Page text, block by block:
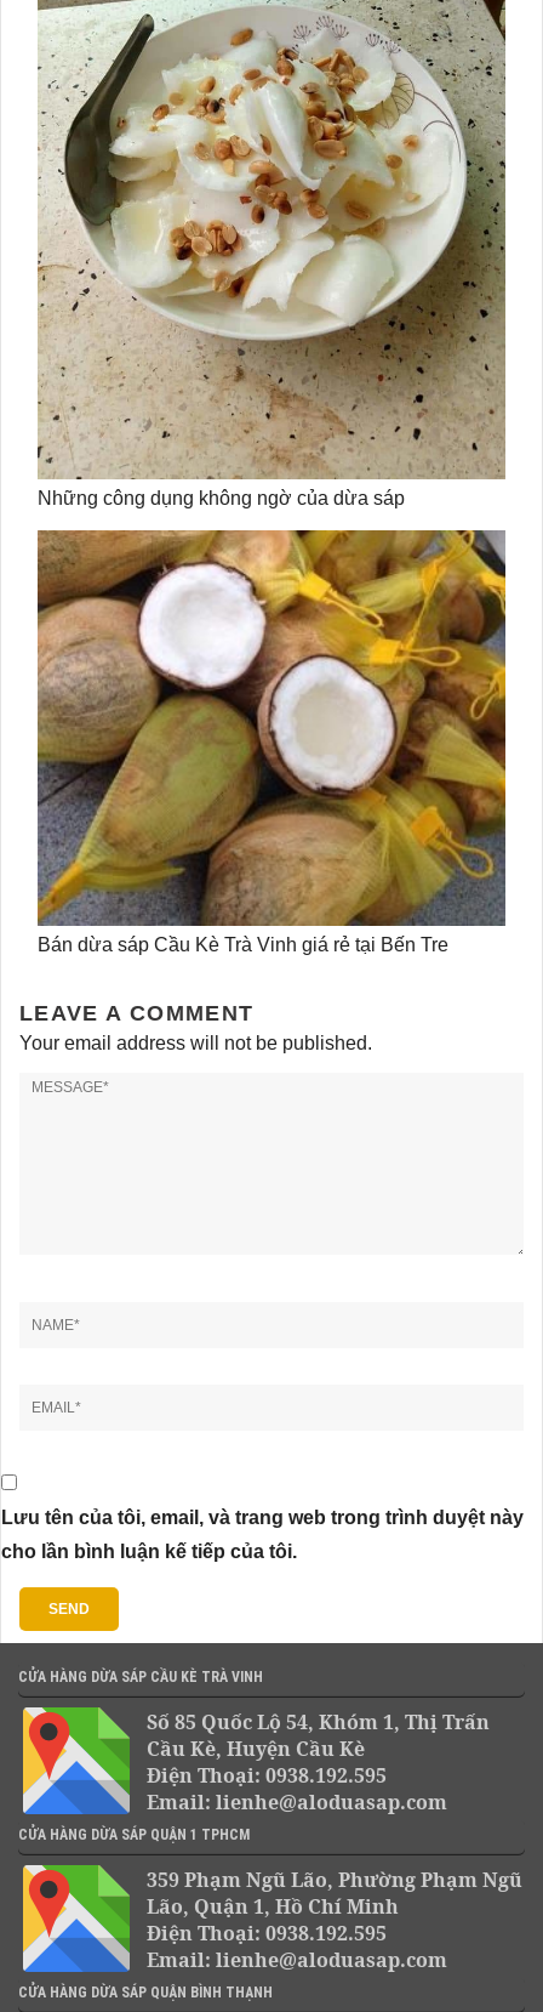
Những công dụng không ngờ của dừa sáp
Bán dừa sáp Cầu Kè Trà Vinh giá rẻ tại Bến Tre
LEAVE A COMMENT
Your email address will not be published.
Lưu tên của tôi, email, và trang web trong trình duyệt này
cho lần bình luận kế tiếp của tôi.
CỬA HÀNG DỪA SÁP CẦU KÈ TRÀ VINH
Số 85 Quốc Lộ 54, Khóm 1, Thị Trấn
Cầu Kè, Huyện Cầu Kè
Điện Thoại: 0938.192.595
Email: lienhe@aloduasap.com
CỬA HÀNG DỪA SÁP QUẬN 1 TPHCM
359 Phạm Ngũ Lão, Phường Phạm Ngũ
Lão, Quận 1, Hồ Chí Minh
Điện Thoại: 0938.192.595
Email: lienhe@aloduasap.com
CỬA HÀNG DỪA SÁP QUẬN BÌNH THẠNH